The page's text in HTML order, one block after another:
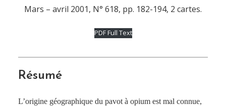
Mars – avril 2001, N° 618, pp. 182-194, 2 cartes.
PDF Full Text
Résumé
L’origine géographique du pavot à opium est mal connue,